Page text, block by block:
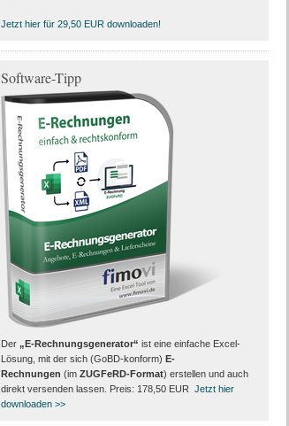
Jetzt hier für 29,50 EUR downloaden!
Software-Tipp
Der „E-Rechnungsgenerator“ ist eine einfache Excel-
Lösung, mit der sich (GoBD-konform) E-
Rechnungen (im ZUGFeRD-Format) erstellen und auch
direkt versenden lassen. Preis: 178,50 EUR Jetzt hier
downloaden >>